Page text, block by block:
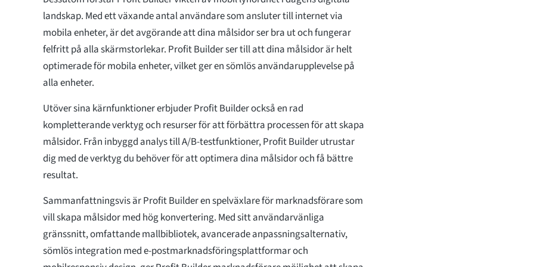
landskap. Med ett växande antal användare som ansluter till internet via
mobila enheter, är det avgörande att dina målsidor ser bra ut och fungerar
felfritt på alla skärmstorlekar. Profit Builder ser till att dina målsidor är helt
optimerade för mobila enheter, vilket ger en sömlös användarupplevelse på
alla enheter.
Utöver sina kärnfunktioner erbjuder Profit Builder också en rad
kompletterande verktyg och resurser för att förbättra processen för att skapa
målsidor. Från inbyggd analys till A/B-testfunktioner, Profit Builder utrustar
dig med de verktyg du behöver för att optimera dina målsidor och få bättre
resultat.
Sammanfattningsvis är Profit Builder en spelväxlare för marknadsförare som
vill skapa målsidor med hög konvertering. Med sitt användarvänliga
gränssnitt, omfattande mallbibliotek, avancerade anpassningsalternativ,
sömlös integration med e-postmarknadsföringsplattformar och